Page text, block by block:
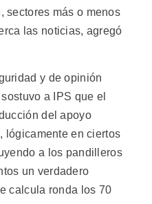
sectores más o menos
las noticias, agregó
y de opinión
a IPS que el
del apoyo
lógicamente en ciertos
a los pandilleros
un verdadero
calcula ronda los 70